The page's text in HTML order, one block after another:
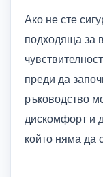
Ако не сте
подходяща за
преди да
ръководство
дискомфорт и
който няма да